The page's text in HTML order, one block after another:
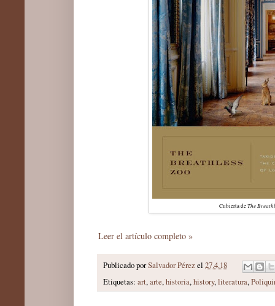
Cubierta deThe
Leer el artículo completo »
Publicado porSalvador Pérezel 27.4.18
Etiquetas: art,arte,historia,history,literatura,